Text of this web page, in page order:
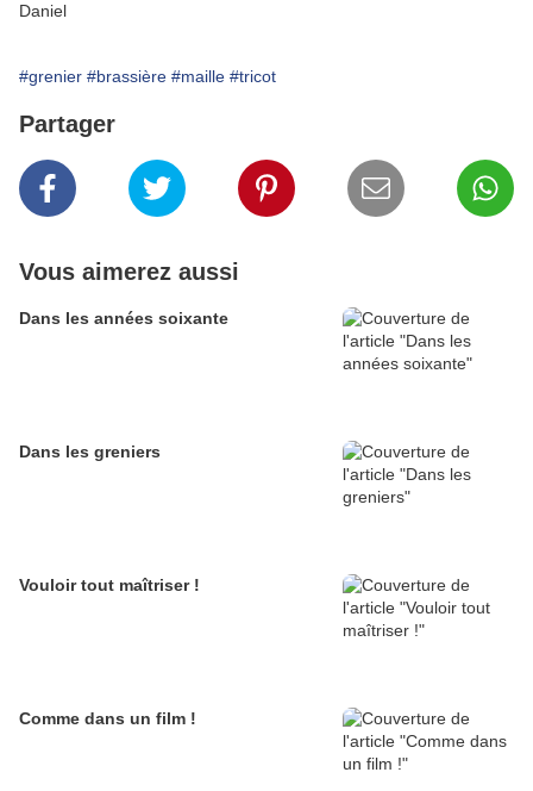
Daniel
#grenier #brassière #maille #tricot
Partager
Vous aimerez aussi
Dans les années soixante
Dans les greniers
Vouloir tout maîtriser !
Comme dans un film !